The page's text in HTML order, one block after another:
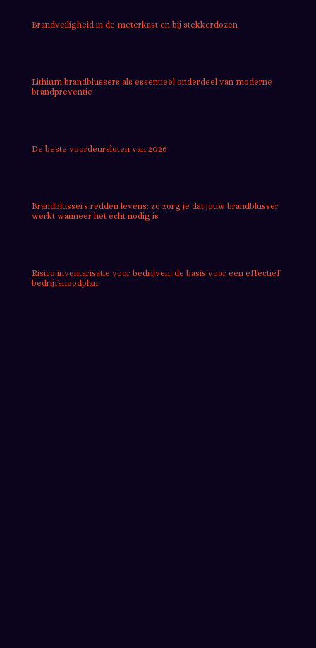
Brandveiligheid in de meterkast en bij stekkerdozen
Lithium brandblussers als essentieel onderdeel van moderne
brandpreventie
De beste voordeursloten van 2026
Brandblussers redden levens: zo zorg je dat jouw brandblusser
werkt wanneer het écht nodig is
Risico inventarisatie voor bedrijven: de basis voor een effectief
bedrijfsnoodplan